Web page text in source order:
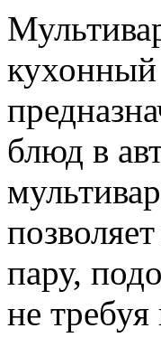
блюд в
пару,
не